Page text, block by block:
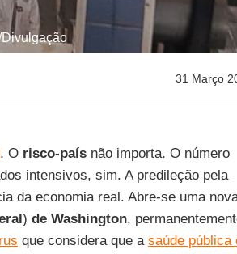
31 Março
. O risco-paísnão importa. O número
intensivos, sim. A predileção pela
da economia real. Abre-se uma
) de Washington,
que considera que a saúde pública